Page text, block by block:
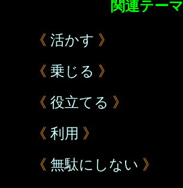
関連テーマ
《 活かす 》
《 乗じる 》
《 役立てる 》
《 利用 》
《 無駄にしない 》